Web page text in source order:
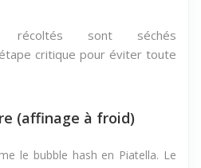
récoltés sont séchés
critique pour éviter toute
(affinage à froid)
le bubble hash en Piatella. Le